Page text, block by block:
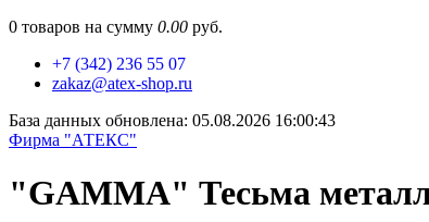
0 товаров на сумму 0.00 руб.
+7 (342) 236 55 07
zakaz@atex-shop.ru
База данных обновлена: 05.08.2026 16:00:43
Фирма "АТЕКС"
"GAMMA" Тесьма